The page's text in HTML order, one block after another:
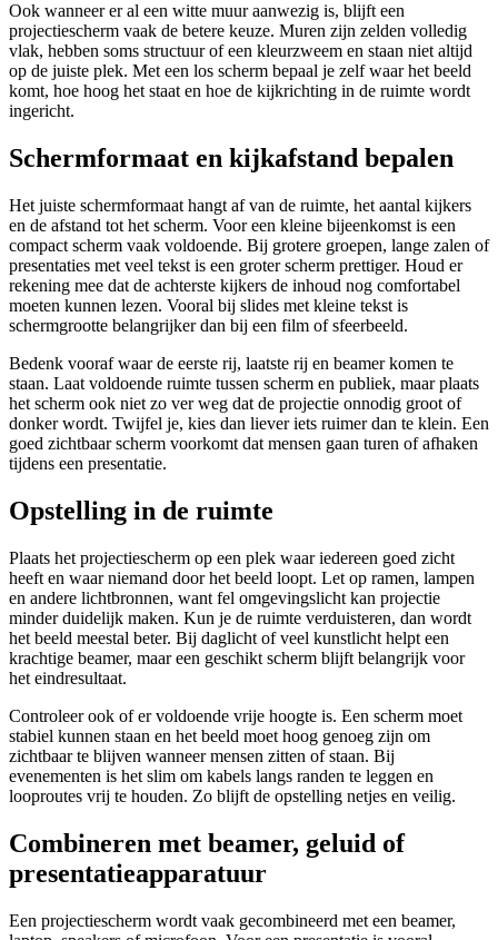
Ook wanneer er al een witte muur aanwezig is, blijft een
projectiescherm vaak de betere keuze. Muren zijn zelden volledig
vlak, hebben soms structuur of een kleurzweem en staan niet altijd
op de juiste plek. Met een los scherm bepaal je zelf waar het beeld
komt, hoe hoog het staat en hoe de kijkrichting in de ruimte wordt
ingericht.
Schermformaat en kijkafstand bepalen
Het juiste schermformaat hangt af van de ruimte, het aantal kijkers
en de afstand tot het scherm. Voor een kleine bijeenkomst is een
compact scherm vaak voldoende. Bij grotere groepen, lange zalen of
presentaties met veel tekst is een groter scherm prettiger. Houd er
rekening mee dat de achterste kijkers de inhoud nog comfortabel
moeten kunnen lezen. Vooral bij slides met kleine tekst is
schermgrootte belangrijker dan bij een film of sfeerbeeld.
Bedenk vooraf waar de eerste rij, laatste rij en beamer komen te
staan. Laat voldoende ruimte tussen scherm en publiek, maar plaats
het scherm ook niet zo ver weg dat de projectie onnodig groot of
donker wordt. Twijfel je, kies dan liever iets ruimer dan te klein. Een
goed zichtbaar scherm voorkomt dat mensen gaan turen of afhaken
tijdens een presentatie.
Opstelling in de ruimte
Plaats het projectiescherm op een plek waar iedereen goed zicht
heeft en waar niemand door het beeld loopt. Let op ramen, lampen
en andere lichtbronnen, want fel omgevingslicht kan projectie
minder duidelijk maken. Kun je de ruimte verduisteren, dan wordt
het beeld meestal beter. Bij daglicht of veel kunstlicht helpt een
krachtige beamer, maar een geschikt scherm blijft belangrijk voor
het eindresultaat.
Controleer ook of er voldoende vrije hoogte is. Een scherm moet
stabiel kunnen staan en het beeld moet hoog genoeg zijn om
zichtbaar te blijven wanneer mensen zitten of staan. Bij
evenementen is het slim om kabels langs randen te leggen en
looproutes vrij te houden. Zo blijft de opstelling netjes en veilig.
Combineren met beamer, geluid of
presentatieapparatuur
Een projectiescherm wordt vaak gecombineerd met een beamer,